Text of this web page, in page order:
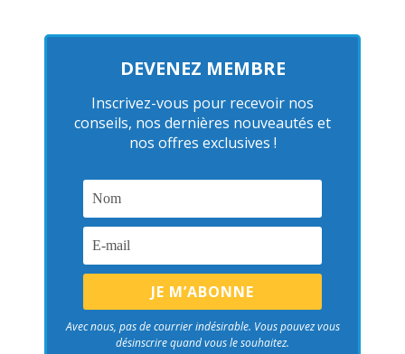
DEVENEZ MEMBRE
Inscrivez-vous pour recevoir nos
conseils, nos dernières nouveautés et
nos offres exclusives !
Avec nous, pas de courrier indésirable. Vous pouvez vous
désinscrire quand vous le souhaitez.